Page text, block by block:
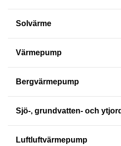
Solvärme
Värmepump
Bergvärmepump
Sjö-, grundvatten- och
Luftluftvärmepump